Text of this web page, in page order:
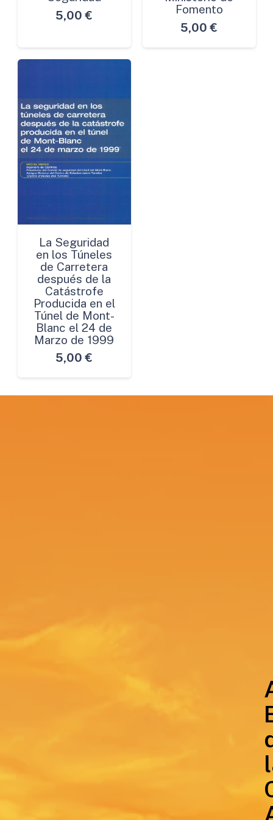
5,00 €
Fomento
5,00 €
La Seguridad
en los Túneles
de Carretera
después de la
Catástrofe
Producida en el
Túnel de Mont-
Blanc el 24 de
Marzo de 1999
5,00 €